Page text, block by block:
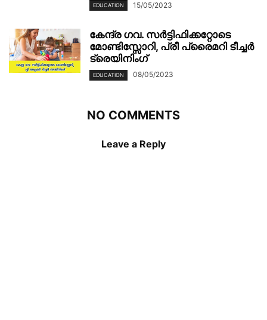
EDUCATION 15/05/2023
കേന്ദ്ര ഗവ. സർട്ടിഫിക്കറ്റോടെ
മോണ്ടിസ്സോറി, പ്രീ പ്രൈമറി ടീച്ചർ
ട്രെയിനിംഗ്
EDUCATION 08/05/2023
NO COMMENTS
Leave a Reply